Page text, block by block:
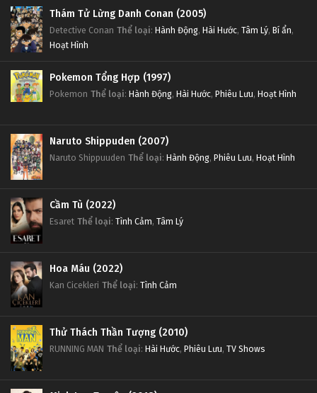
Thám Tử Lừng Danh Conan (2005)
Detective Conan Thể loại: Hành Động, Hài Hước, Tâm Lý, Bí ẩn,
Hoạt Hình
Pokemon Tổng Hợp (1997)
Pokemon Thể loại: Hành Động, Hài Hước, Phiêu Lưu, Hoạt Hình
Naruto Shippuden (2007)
Naruto Shippuuden Thể loại: Hành Động, Phiêu Lưu, Hoạt Hình
Cầm Tù (2022)
Esaret Thể loại: Tình Cảm, Tâm Lý
Hoa Máu (2022)
Kan Cicekleri Thể loại: Tình Cảm
Thử Thách Thần Tượng (2010)
RUNNING MAN Thể loại: Hài Hước, Phiêu Lưu, TV Shows